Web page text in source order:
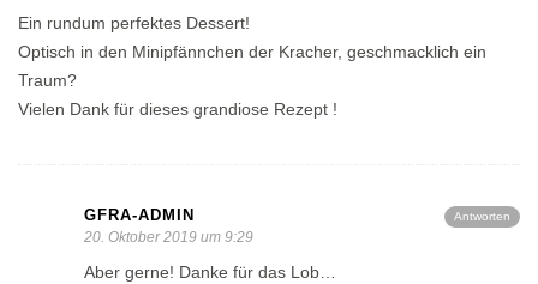
Ein rundum perfektes Dessert!
Optisch in den Minipfännchen der Kracher, geschmacklich ein
Traum?
Vielen Dank für dieses grandiose Rezept !
Antworten
GFRA-ADMIN
20. Oktober 2019 um 9:29
Aber gerne! Danke für das Lob…